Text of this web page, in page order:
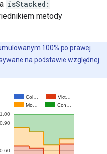
isStacked:
metody
100% po prawej
na podstawie względnej